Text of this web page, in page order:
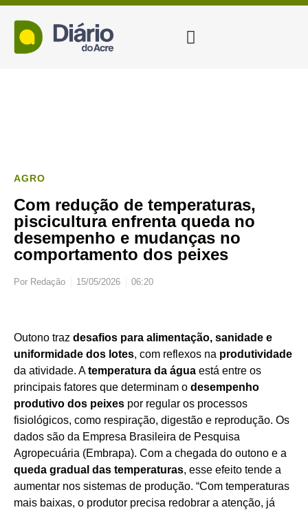
AGRO
Com redução de temperaturas,
piscicultura enfrenta queda no
desempenho e mudanças no
comportamento dos peixes
Por Redação 15/05/2026 06:20
Outono traz desafios para alimentação, sanidade e
uniformidade dos lotes, com reflexos na produtividade
da atividade. Atemperatura da água está entre os
principais fatores que determinam o desempenho
produtivo dos peixes por regular os processos
fisiológicos, como respiração, digestão e reprodução. Os
dados são da Empresa Brasileira de Pesquisa
Agropecuária (Embrapa). Com a chegada do outono e a
queda gradual das temperaturas, esse efeito tende a
aumentar nos sistemas de produção. “Com temperaturas
mais baixas, o produtor precisa redobrar a atenção, já